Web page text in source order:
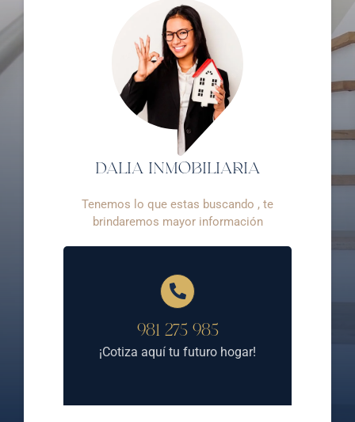
DALIA INMOBILIARIA
Tenemos lo que estas buscando , te
brindaremos mayor información
981 275 985
¡Cotiza aquí tu futuro hogar!